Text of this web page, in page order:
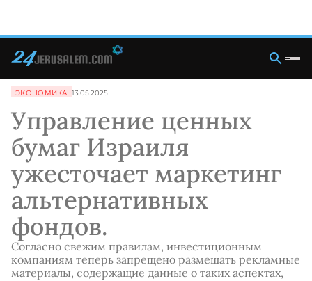
ЭКОНОМИКА 13.05.2025
Управление ценных
бумаг Израиля
ужесточает маркетинг
альтернативных
фондов.
Согласно свежим правилам, инвестиционным
компаниям теперь запрещено размещать рекламные
материалы, содержащие данные о таких аспектах,